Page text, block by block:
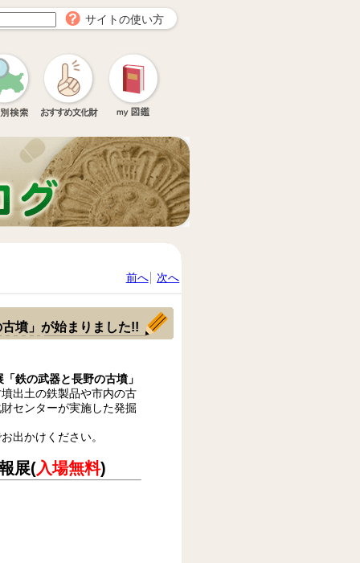
サイトの使い方
前へ 次へ
墳」が始まりました!!
鉄の武器と長野の古墳 」
出土の鉄製品や市内の古
センターが実施した発掘
出かけください。
展(入場無料)